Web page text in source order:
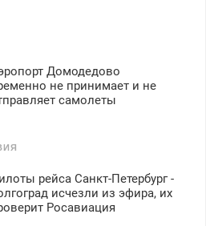
Домодедово
не принимает и не
самолеты
рейса Санкт-Петербург -
исчезли из эфира, их
Росавиация